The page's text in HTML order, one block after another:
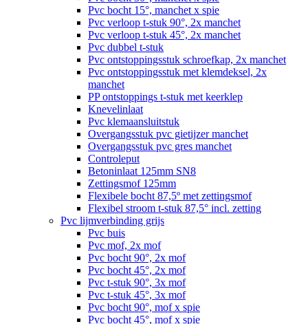
Pvc bocht 15°, manchet x spie
Pvc verloop t-stuk 90°, 2x manchet
Pvc verloop t-stuk 45°, 2x manchet
Pvc dubbel t-stuk
Pvc ontstoppingsstuk schroefkap, 2x manchet
Pvc ontstoppingsstuk met klemdeksel, 2x
manchet
PP ontstoppings t-stuk met keerklep
Knevelinlaat
Pvc klemaansluitstuk
Overgangsstuk pvc gietijzer manchet
Overgangsstuk pvc gres manchet
Controleput
Betoninlaat 125mm SN8
Zettingsmof 125mm
Flexibele bocht 87,5º met zettingsmof
Flexibel stroom t-stuk 87,5° incl. zetting
Pvc lijmverbinding grijs
Pvc buis
Pvc mof, 2x mof
Pvc bocht 90°, 2x mof
Pvc bocht 45°, 2x mof
Pvc t-stuk 90°, 3x mof
Pvc t-stuk 45°, 3x mof
Pvc bocht 90°, mof x spie
Pvc bocht 45°, mof x spie